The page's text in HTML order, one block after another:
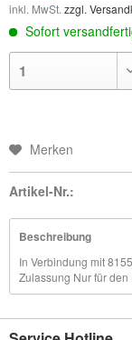
inkl. MwSt. zzgl.
Sofort
Merken
Artikel-Nr.:
Beschreibung
In Verbindung mit
Zulassung Nur für den